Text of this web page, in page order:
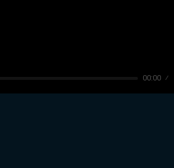
00:00